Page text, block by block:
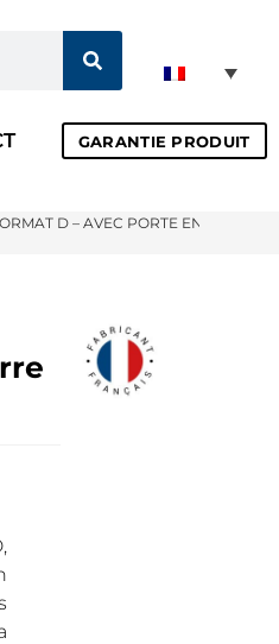
GARANTIE PRODUIT
D – AVEC PORTE EN VERRE